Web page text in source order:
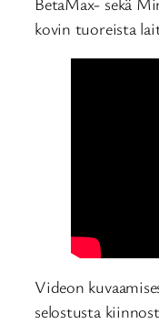
kovin tuoreista
Videon
selostusta